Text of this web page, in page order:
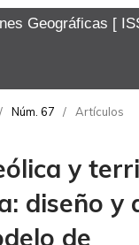
Geográficas
/ Núm. 67 / Artículos
y
diseño y
de